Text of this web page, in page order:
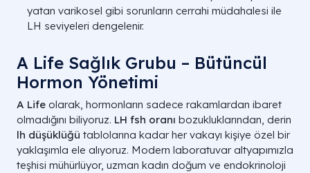
yatan varikosel gibi sorunların cerrahi müdahalesi ile
LH seviyeleri dengelenir.
A Life Sağlık Grubu – Bütüncül
Hormon Yönetimi
A Life olarak, hormonların sadece rakamlardan ibaret
olmadığını biliyoruz. LH fsh oranı bozukluklarından, derin
lh düşüklüğü tablolarına kadar her vakayı kişiye özel bir
yaklaşımla ele alıyoruz. Modern laboratuvar altyapımızla
teşhisi mühürlüyor, uzman kadın doğum ve endokrinoloji